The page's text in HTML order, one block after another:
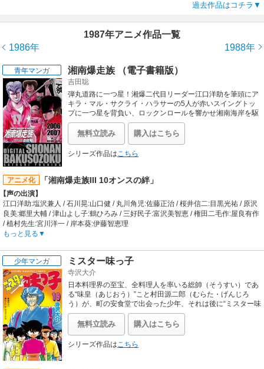
過去作品はコチラ
1987年アニメ作品一覧
1986年
1988年
青年マンガ 湘南爆走族 （電子書籍版）
吉田聡
弾丸道路に一つ星！湘爆二代目リーダー江口洋助を筆頭にア
キラ・マル・サクライ・ハラサーの5人が赤いスイングトッ
プに一つ星を背負い、ロックンロールを響かせ湘南海岸を駆
け抜ける！！ 80’sを席巻した、語り継ぐべき青春漫画の決定
版が電子書籍版で登場！
無料立読み 購入はこちら
シリーズ作品はこちら
アニメ化 「湘南爆走族III 10オンスの絆」
【声の出演】
江口洋助:塩沢兼人 / 石川晃:山口健 / 丸川角児:佐藤正治 / 桜井信二:目黒光祐 / 原沢
良美:郷里大輔 / 津山よし子:鶴ひろみ / 三好民子:富沢美智恵 / 権田二毛作:屋良有作
/ 植村先生:宮川洋一 / 岸本葵:伊藤智恵理
【あらすじ】
桃山麻子（マコ）といいう女性に出会う。彼女こそ、小規模ながらも気合いの入
った走りで海岸線にその名を轟かせている「湘南爆走族」のリーダーであった。
彼女に請われ、江口は湘南暴走族の二代目リーダーを襲名することに。ダチのた
め、惚れた女のため、自分の大事なモノを守るため…。江口洋助が高校三年間を
全力でつっぱらかる!! 個性派揃いのメンバーが駆け抜ける、たった一度の青春爆
走ロード。ここに開幕！
【スタッフ情報】
原作:吉田聡「湘南爆走族」（「少年KING」少年画報社刊）
監督:西沢信孝
キャラクターデザイン:吉田聡 / プロデューサー:高橋尚子、佐々木章、栗山富郎 /
構成:西沢信孝 / 脚本:倉田研次、高橋尚子 / 作画監督:西城隆詞 / 美術監督:坂本信人
もっと見る
少年マンガ ミスター味っ子
寺沢大介
日本料理界の至宝、全料理人を率いる総帥（そうすい）であ
る“味皇（あじおう）”こと村田源二郎（むらた・げんじろ
う）が、町の安食堂で出会った少年、それは後に“ミスター味
っ子”と呼ばれる味吉陽一（あじよし・よういち）だった
――!!味皇に腕を認められた陽一は、ひょんなことからイタ
リア帰りの有名料理人とスパゲティ対決をすることになっ
た!!今までにないミートソース・スパゲティを作るため、陽
無料立読み 購入はこちら
シリーズ作品はこちら